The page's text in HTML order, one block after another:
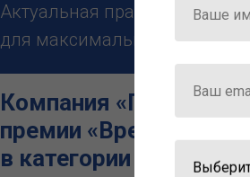
Компания «Гарант»
премии «Время
в категории
Актуальная правовая
для максимально